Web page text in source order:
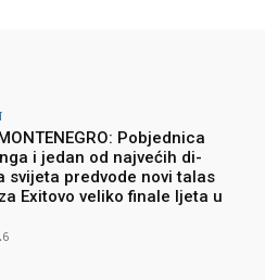
Pobjednica
i jedan od najvećih di-
svijeta predvode novi talas
Exitovo veliko finale ljeta u